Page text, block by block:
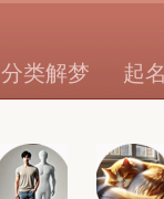
分类解梦 起名